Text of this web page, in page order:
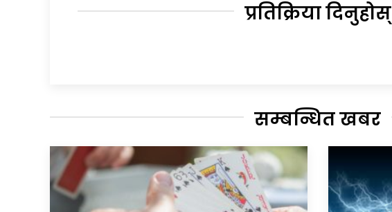
प्रतिक्रिया दिनुहोस्
सम्बन्धित खबर